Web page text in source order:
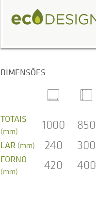
DIMENSÕES
TOTAIS
(mm) 1000 850
LAR (mm) 240 300
FORNO
(mm) 420 400